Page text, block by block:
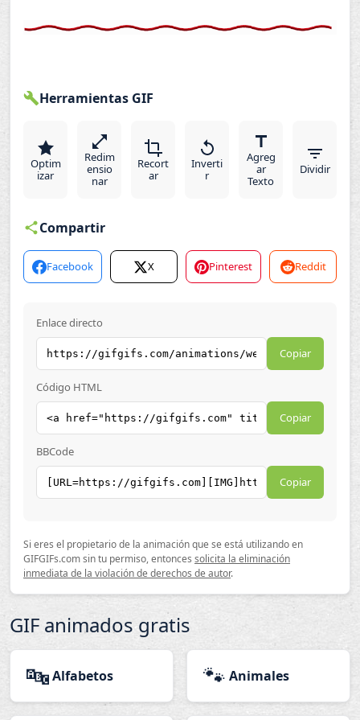
Herramientas GIF
Optim
izar
Redim
ensio
nar
Recort
ar
Inverti
r
Agreg
ar
Texto
Dividir
Compartir
Facebook X Pinterest Reddit
Enlace directo
Copiar
Código HTML
Copiar
BBCode
Copiar
Si eres el propietario de la animación que se está utilizando en
GIFGIFs.com sin tu permiso, entonces solicita la eliminación
inmediata de la violación de derechos de autor.
GIF animados gratis
🔤Alfabetos 🐾 Animales